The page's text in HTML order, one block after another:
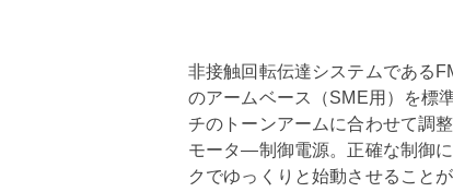
非接触回転伝達システムである
のアームベース（SME用）を標
チのトーンアームに合わせて調
モータ―制御電源。正確な制御
クでゆっくりと始動させること